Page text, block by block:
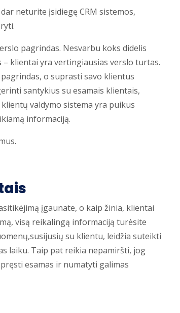
neturite įsidiegę CRM sistemos,
pagrindas. Nesvarbu koks didelis
klientai yra vertingiausias verslo turtas.
o suprasti savo klientus
santykius su esamais klientais,
valdymo sistema yra puikus
informaciją.
įgaunate, o kaip žinia, klientai
visą reikalingą informaciją turėsite
su klientu, leidžia suteikti
laiku. Taip pat reikia nepamiršti, jog
esamas ir numatyti galimas